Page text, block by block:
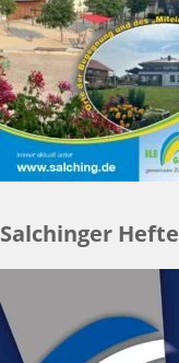
Salchinger Hefte